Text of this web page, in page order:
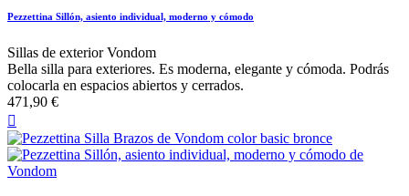
Pezzettina Sillón, asiento individual, moderno y cómodo
Sillas de exterior Vondom
Bella silla para exteriores. Es moderna, elegante y cómoda. Podrás
colocarla en espacios abiertos y cerrados.
471,90 €
